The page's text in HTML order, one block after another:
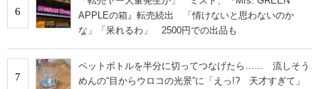
6
APPLEの箱』転売続出 「情けないと思わないのか
な」「呆れるわ」 2500円での出品も
7
ペットボトルを半分に切ってつなげたら…… 流しそう
めんの“目からウロコの光景”に「えっ!? 天才すぎて」